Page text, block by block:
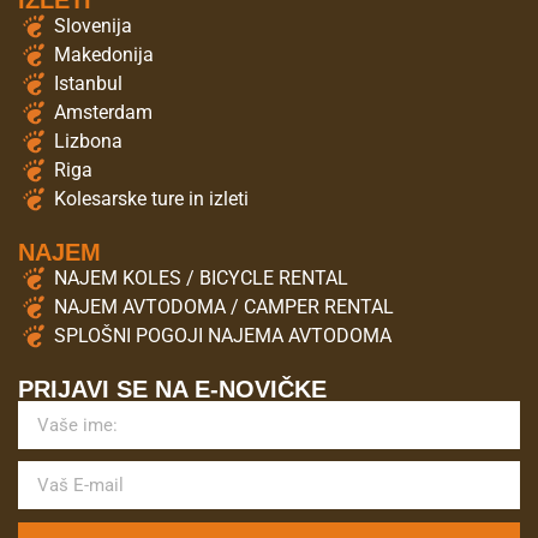
Slovenija
Makedonija
Istanbul
Amsterdam
Lizbona
Riga
Kolesarske ture in izleti
NAJEM
NAJEM KOLES / BICYCLE RENTAL
NAJEM AVTODOMA / CAMPER RENTAL
SPLOŠNI POGOJI NAJEMA AVTODOMA
PRIJAVI SE NA E-NOVIČKE